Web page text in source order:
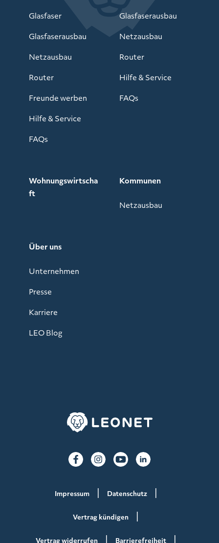
Glasfaser
Glasfaserausbau
Netzausbau
Router
Freunde werben
Hilfe & Service
FAQs
Glasfaserausbau
Netzausbau
Router
Hilfe & Service
FAQs
Wohnungswirtscha
ft
Kommunen
Netzausbau
Über uns
Unternehmen
Presse
Karriere
LEO Blog
Impressum Datenschutz
Vertrag kündigen
Vertrag widerrufen Barrierefreiheit